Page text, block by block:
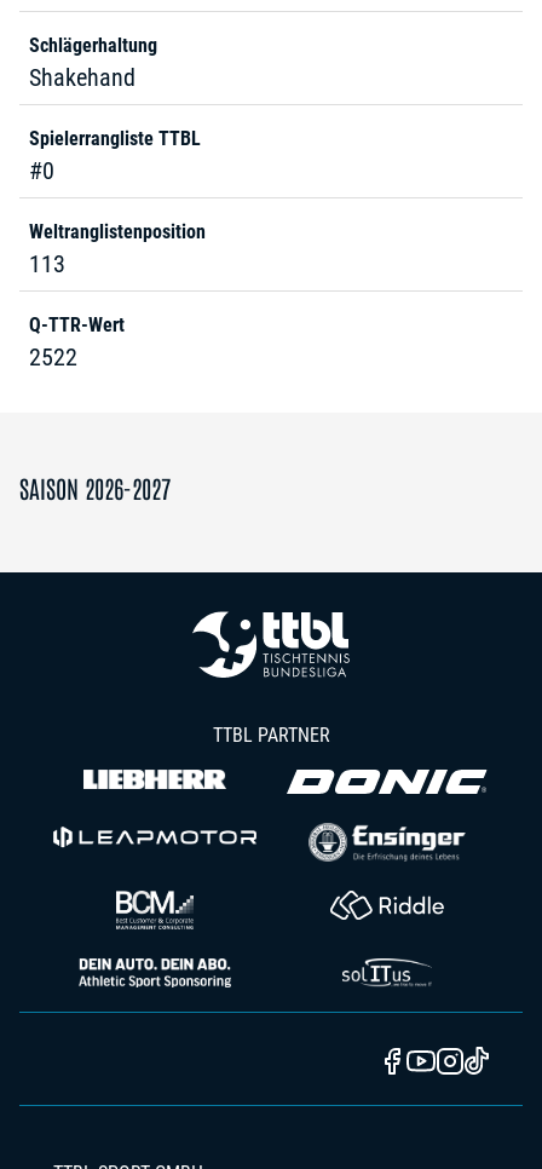
Schlägerhaltung
Shakehand
Spielerrangliste TTBL
#0
Weltranglistenposition
113
Q-TTR-Wert
2522
SAISON 2026-2027
TTBL PARTNER